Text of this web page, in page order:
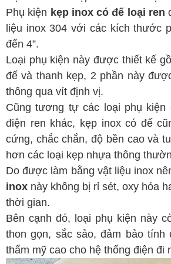
Phụ kiện kẹp inox có đế loại ren
liệu inox 304 với các kích thước
đến 4”.
Loại phụ kiện này được thiết kế
đế và thanh kẹp, 2 phần này
thông qua vít định vị.
Cũng tương tự các loại phụ kiện
điện ren khác, kẹp inox có đế
cứng, chắc chắn, độ bền cao và
hơn các loại kẹp nhựa thông
Do được làm bằng vật liệu inox
inox này không bị rỉ sét, oxy hóa
thời gian.
Bên cạnh đó, loại phụ kiện này
thon gọn, sắc sảo, đảm bảo tính
thẩm mỹ cao cho hệ thống điện đi